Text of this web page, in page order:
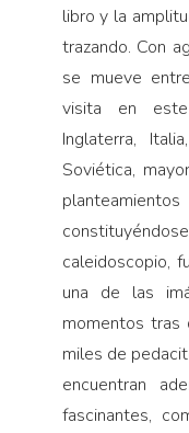
libro y la
trazando. Con
se mueve
visita en este
Inglaterra,
Soviética,
caleidoscopio,
una de las
momentos
miles de
encuentran
fascinantes,